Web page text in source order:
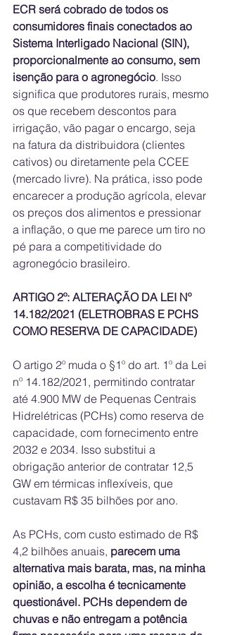
ECR será cobrado de todos os
consumidores finais conectados ao
Sistema Interligado Nacional (SIN),
proporcionalmente ao consumo, sem
isenção para o agronegócio. Isso
significa que produtores rurais, mesmo
os que recebem descontos para
irrigação, vão pagar o encargo, seja
na fatura da distribuidora (clientes
cativos) ou diretamente pela CCEE
(mercado livre). Na prática, isso pode
encarecer a produção agrícola, elevar
os preços dos alimentos e pressionar
a inflação, o que me parece um tiro no
pé para a competitividade do
agronegócio brasileiro.
ARTIGO 2º: ALTERAÇÃO DA LEI Nº
14.182/2021 (ELETROBRAS E PCHS
COMO RESERVA DE CAPACIDADE)
O artigo 2º muda o §1º do art. 1º da Lei
nº 14.182/2021, permitindo contratar
até 4.900 MW de Pequenas Centrais
Hidrelétricas (PCHs) como reserva de
capacidade, com fornecimento entre
2032 e 2034. Isso substitui a
obrigação anterior de contratar 12,5
GW em térmicas inflexíveis, que
custavam R$ 35 bilhões por ano.
As PCHs, com custo estimado de R$
4,2 bilhões anuais, parecem uma
alternativa mais barata, mas, na minha
opinião, a escolha é tecnicamente
questionável. PCHs dependem de
chuvas e não entregam a potência